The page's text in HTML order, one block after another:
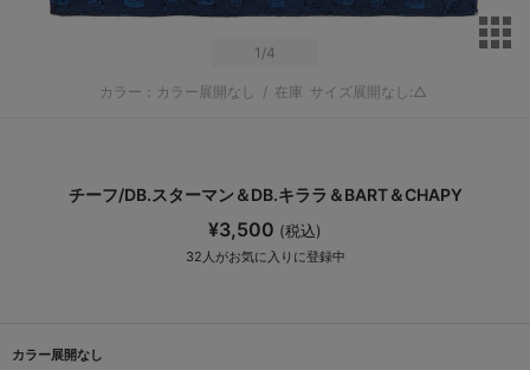
1 /4
カラー：カラー展開なし / 在庫 サイズ展開なし:△
チーフ/DB.スターマン＆DB.キララ＆BART＆CHAPY
¥3,500 (税込)
32 人がお気に入りに登録中
カラー展開なし